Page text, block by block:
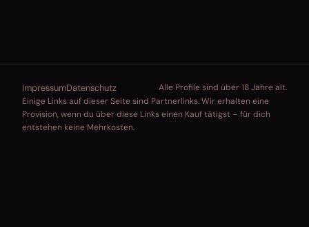
ImpressumDatenschutz
Alle Profile sind über 18 Jahre alt.
Einige Links auf dieser Seite sind Partnerlinks. Wir erhalten eine
Provision, wenn du über diese Links einen Kauf tätigst – für dich
entstehen keine Mehrkosten.